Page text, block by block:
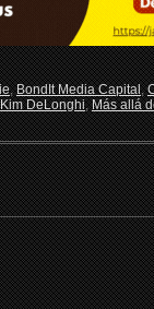
,BondIt Media Capital,
Kim DeLonghi,Más allá